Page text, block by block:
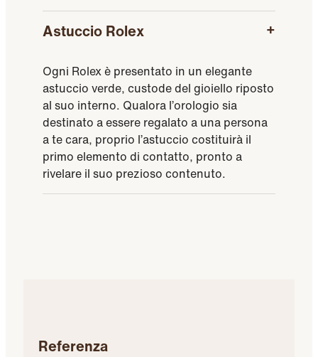
Astuccio Rolex
Ogni Rolex è presentato in un elegante
astuccio verde, custode del gioiello riposto
al suo interno. Qualora l’orologio sia
destinato a essere regalato a una persona
a te cara, proprio l’astuccio costituirà il
primo elemento di contatto, pronto a
rivelare il suo prezioso contenuto.
Referenza